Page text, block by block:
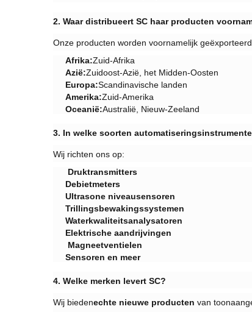
​2. Waar distribueert SC haar producten
Onze producten worden voornamelijk
​Afrika:​Zuid-Afrika
​Azië:​Zuidoost-Azië, het Midden-Oosten
​Europa:​Scandinavische landen
Amerika:Zuid-Amerika
​Oceanië:​Australië, Nieuw-Zeeland
​3. In welke soorten
Wij richten ons op:
​ Druktransmitters​
​Debietmeters​
Ultrasone niveausensoren
Trillingsbewakingssystemen
Waterkwaliteitsanalysatoren
​Elektrische aandrijvingen​
​ Magneetventielen​
Sensoren en meer
​4. Welke merken levert SC?
Wij biedenechte nieuwe producten van